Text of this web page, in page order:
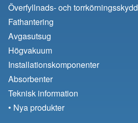
Överfyllnads- och torrkörningsskydd
Fathantering
Avgasutsug
Högvakuum
Installationskomponenter
Absorbenter
Teknisk information
• Nya produkter